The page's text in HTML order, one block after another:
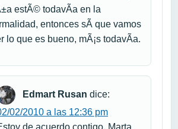
estÃ© todavÃ­a en la
entonces sÃ­ que vamos
lo que es bueno, mÃ¡s todavÃ­a.
Edmart Rusan dice:
02/2010 a las 12:36 pm
de acuerdo contigo, Marta